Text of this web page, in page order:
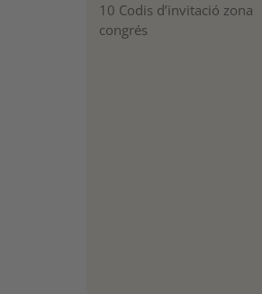
10 Codis d’invitació zona
congrés